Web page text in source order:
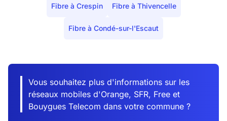
Fibre à Crespin Fibre à Thivencelle
Fibre à Condé-sur-l'Escaut
Vous souhaitez plus d'informations sur les
réseaux mobiles d'Orange, SFR, Free et
Bouygues Telecom dans votre commune ?